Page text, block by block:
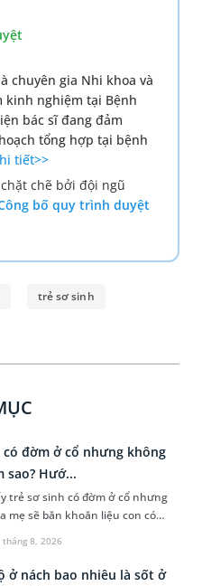
chuyên gia Nhi khoa và
kinh nghiệm tại Bệnh
bác sĩ đang đảm
tổng hợp tại bệnh
tiết>>
chẽ bởi đội ngũ
bố quy trình duyệt
trẻ sơ sinh
tháng 8, 2026
có đờm ở cổ nhưng không
sao? Hướ...
trẻ sơ sinh có đờm ở cổ nhưng
mẹ sẽ băn khoăn liệu con có
đường hô hấp hay không.
dưới đây sẽ giúp cha mẹ hiểu
nhân gây nên tình trạng này
ở nách bao nhiêu là sốt ở